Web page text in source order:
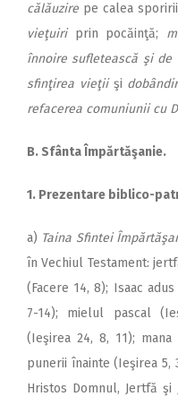
călăuzire pe calea
vieţuiriprin po­că­in­ţă;
înnoire sufletească şi de
sfinţirea vieţiişi
refacerea comuniunii cu
B. Sfânta Împărtăşanie.
1. Prezentare biblico-
a) Taina Sfintei
în Vechiul Testament:
(Fa­cere 14, 8); Isaac
7-14); mielul pascal
(Ieşirea 24, 8, 11);
punerii înainte (Ie­şirea 5,
Hristos Dom­nul, Jertfă şi